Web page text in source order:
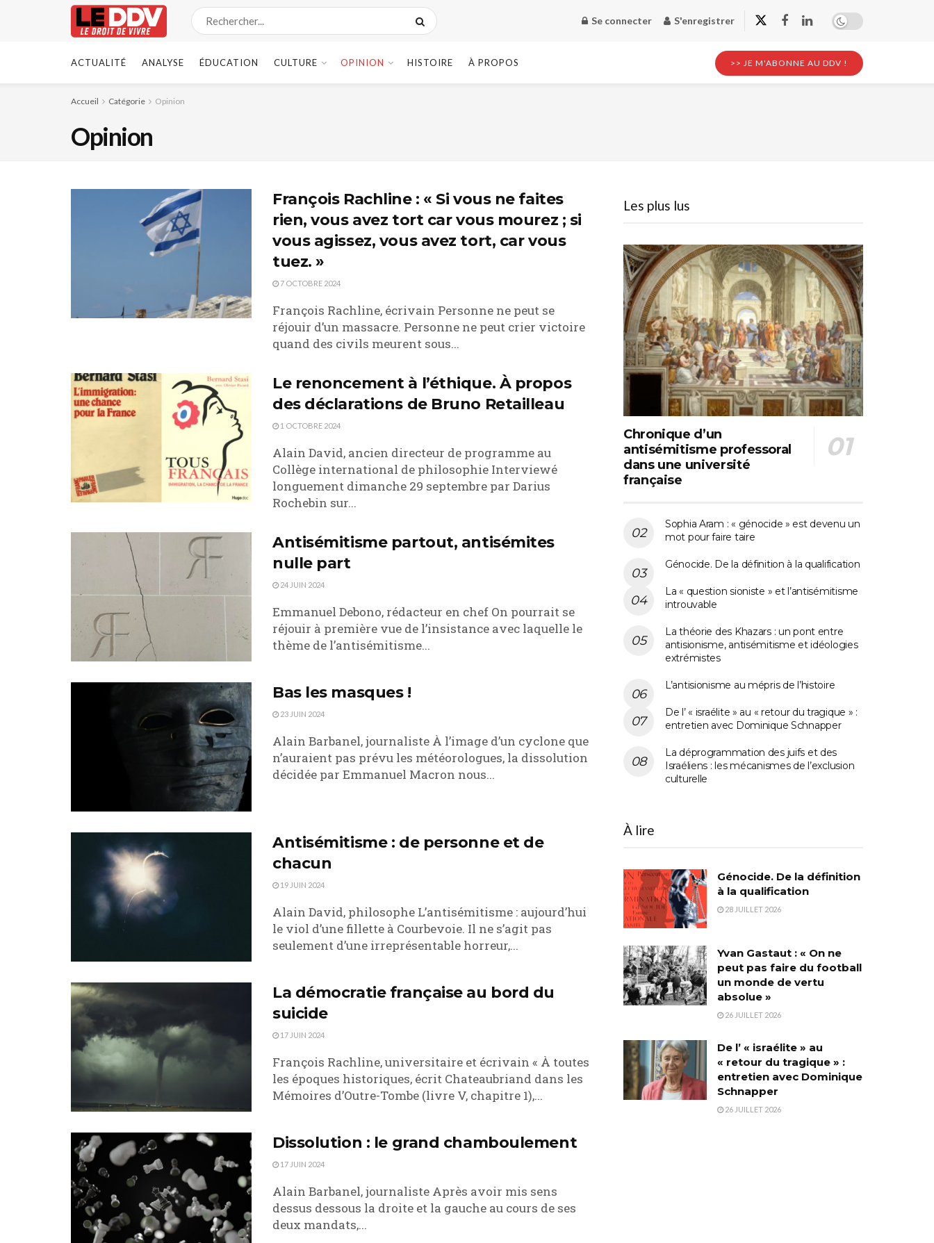
Se connecter S'enregistrer
ACTUALITÉ ANALYSE ÉDUCATION CULTURE OPINION HISTOIRE À PROPOS >> JE M'ABONNE AU DDV !
Accueil Catégorie Opinion
Opinion
François Rachline : « Si vous ne faites
rien, vous avez tort car vous mourez ; si
vous agissez, vous avez tort, car vous
tuez. »
7 OCTOBRE 2024
François Rachline, écrivain Personne ne peut se
réjouir d’un massacre. Personne ne peut crier victoire
quand des civils meurent sous...
Le renoncement à l’éthique. À propos
des déclarations de Bruno Retailleau
1 OCTOBRE 2024
Alain David, ancien directeur de programme au
Collège international de philosophie Interviewé
longuement dimanche 29 septembre par Darius
Rochebin sur...
Antisémitisme partout, antisémites
nulle part
24 JUIN 2024
Emmanuel Debono, rédacteur en chef On pourrait se
réjouir à première vue de l’insistance avec laquelle le
thème de l’antisémitisme...
Bas les masques !
23 JUIN 2024
Alain Barbanel, journaliste À l’image d’un cyclone que
n’auraient pas prévu les météorologues, la dissolution
décidée par Emmanuel Macron nous...
Antisémitisme : de personne et de
chacun
19 JUIN 2024
Alain David, philosophe L’antisémitisme : aujourd’hui
le viol d’une fillette à Courbevoie. Il ne s’agit pas
seulement d’une irreprésentable horreur,...
La démocratie française au bord du
suicide
17 JUIN 2024
François Rachline, universitaire et écrivain « À toutes
les époques historiques, écrit Chateaubriand dans les
Mémoires d’Outre-Tombe (livre V, chapitre 1),...
Dissolution : le grand chamboulement
17 JUIN 2024
Alain Barbanel, journaliste Après avoir mis sens
dessus dessous la droite et la gauche au cours de ses
deux mandats,...
Les plus lus
Chronique d’un
antisémitisme professoral
dans une université
française
Sophia Aram : « génocide » est devenu un
mot pour faire taire
Génocide. De la définition à la qualification
La « question sioniste » et l’antisémitisme
introuvable
La théorie des Khazars : un pont entre
antisionisme, antisémitisme et idéologies
extrémistes
L’antisionisme au mépris de l’histoire
De l’ « israélite » au « retour du tragique » :
entretien avec Dominique Schnapper
La déprogrammation des juifs et des
Israéliens : les mécanismes de l’exclusion
culturelle
À lire
Génocide. De la définition
à la qualification
28 JUILLET 2026
Yvan Gastaut : « On ne
peut pas faire du football
un monde de vertu
absolue »
26 JUILLET 2026
De l’ « israélite » au
« retour du tragique » :
entretien avec Dominique
Schnapper
26 JUILLET 2026